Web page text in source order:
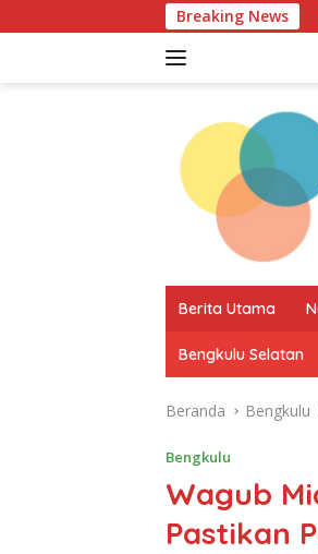
ke
Breaking News
Pemkab Kaur
Berita Utama
Bengkulu Selatan
Beranda Bengkulu
Bengkulu
Wagub
Pastikan